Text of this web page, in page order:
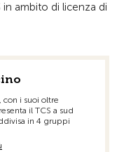
ambito di licenza di
con i suoi oltre
il TCS a sud
in 4 gruppi